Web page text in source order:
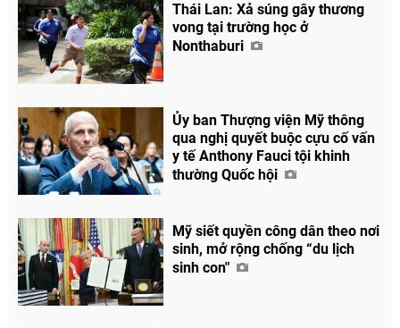
Thái Lan: Xả súng gây thương
vong tại trường học ở
Nonthaburi
Ủy ban Thượng viện Mỹ thông
qua nghị quyết buộc cựu cố vấn
y tế Anthony Fauci tội khinh
thường Quốc hội
Mỹ siết quyền công dân theo nơi
sinh, mở rộng chống “du lịch
sinh con"